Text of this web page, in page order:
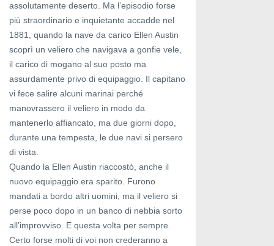
assolutamente deserto. Ma l’episodio forse
più straordinario e inquietante accadde nel
1881, quando la nave da carico Ellen Austin
scoprì un veliero che navigava a gonfie vele,
il carico di mogano al suo posto ma
assurdamente privo di equipaggio. Il capitano
vi fece salire alcuni marinai perché
manovrassero il veliero in modo da
mantenerlo affiancato, ma due giorni dopo,
durante una tempesta, le due navi si persero
di vista.
Quando la Ellen Austin riaccostò, anche il
nuovo equipaggio era sparito. Furono
mandati a bordo altri uomini, ma il veliero si
perse poco dopo in un banco di nebbia sorto
all’improvviso. E questa volta per sempre.
Certo forse molti di voi non crederanno a